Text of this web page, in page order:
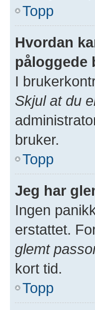
Topp
Hvordan
påloggede
I
Skjul at du
bruker.
Topp
Jeg har
Ingen
erstattet.
glemt
kort tid.
Topp